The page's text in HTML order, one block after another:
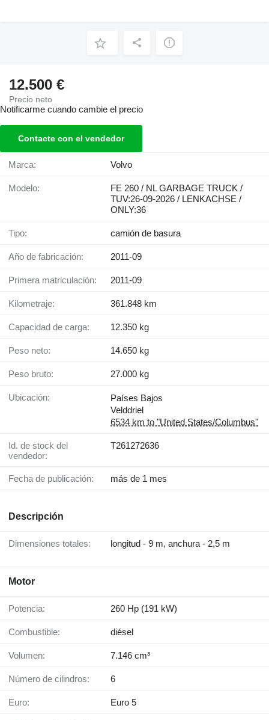
12.500 €
Precio neto
Notificarme cuando cambie el precio
Contacte con el vendedor
Marca: Volvo
Modelo:
FE 260 / NL GARBAGE TRUCK /
TUV:26-09-2026 / LENKACHSE /
ONLY:36
Tipo: camión de basura
Año de fabricación: 2011-09
Primera matriculación: 2011-09
Kilometraje: 361.848 km
Capacidad de carga: 12.350 kg
Peso neto: 14.650 kg
Peso bruto: 27.000 kg
Ubicación:
Países Bajos
Velddriel
6534 km to "United States/Columbus"
Id. de stock del
vendedor:
T261272636
Fecha de publicación: más de 1 mes
Descripción
Dimensiones totales: longitud - 9 m, anchura - 2,5 m
Motor
Potencia: 260 Hp (191 kW)
Combustible: diésel
Volumen: 7.146 cm³
Número de cilindros: 6
Euro: Euro 5